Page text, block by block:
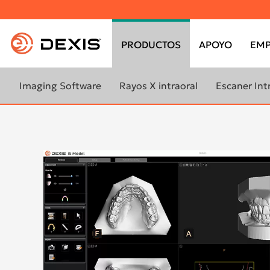
Main
PRODUCTOS
Imaging Software
DEXIS™ Imaging Suite
Gendex™ VixWin™ Platinum
Rayos X intraoral Escaner
APOYO
menu